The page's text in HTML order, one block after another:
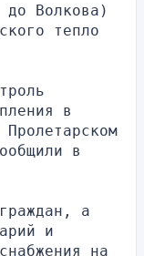
до Волкова)
тепло
в
в
а
и
на